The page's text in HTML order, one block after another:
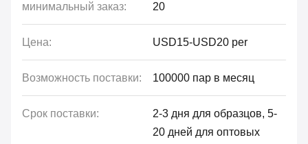
минимальный заказ: 20
Цена: USD15-USD20 per
Возможность поставки: 100000 пар в месяц
Срок поставки:
2-3 дня для образцов, 5-
20 дней для оптовых